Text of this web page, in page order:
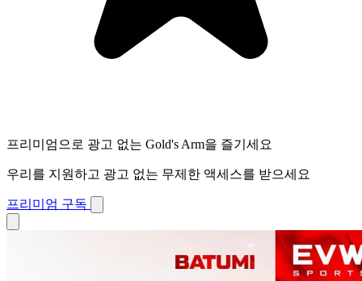
프리미엄으로 광고 없는 Gold's Arm을 즐기세요
우리를 지원하고 광고 없는 무제한 액세스를 받으세요
프리미엄 구독